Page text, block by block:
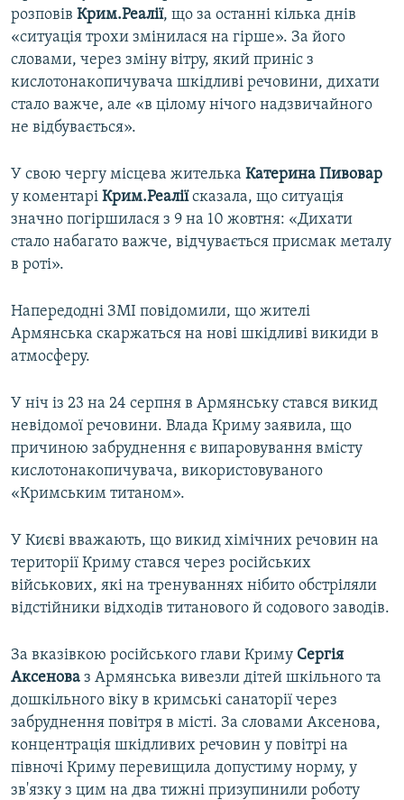
розповів Крим.Реалії, що за останні кілька днів
«ситуація трохи змінилася на гірше». За його
словами, через зміну вітру, який приніс з
кислотонакопичувача шкідливі речовини, дихати
стало важче, але «в цілому нічого надзвичайного
не відбувається».
У свою чергу місцева жителька Катерина Пивовар
у коментарі Крим.Реаліїсказала, що ситуація
значно погіршилася з 9 на 10 жовтня: «Дихати
стало набагато важче, відчувається присмак металу
в роті».
Напередодні ЗМІ повідомили, що жителі
Армянська скаржаться на нові шкідливі викиди в
атмосферу.
У ніч із 23 на 24 серпня в Армянську стався викид
невідомої речовини. Влада Криму заявила, що
причиною забруднення є випаровування вмісту
кислотонакопичувача, використовуваного
«Кримським титаном».
У Києві вважають, що викид хімічних речовин на
території Криму стався через російських
військових, які на тренуваннях нібито обстріляли
відстійники відходів титанового й содового заводів.
За вказівкою російського глави Криму Сергія
Аксенова з Армянська вивезли дітей шкільного та
дошкільного віку в кримські санаторії через
забруднення повітря в місті. За словами Аксенова,
концентрація шкідливих речовин у повітрі на
півночі Криму перевищила допустиму норму, у
зв'язку з цим на два тижні призупинили роботу